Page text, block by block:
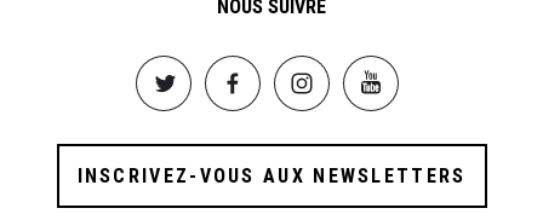
NOUS SUIVRE
Image Image Image Image
INSCRIVEZ-VOUS AUX NEWSLETTERS